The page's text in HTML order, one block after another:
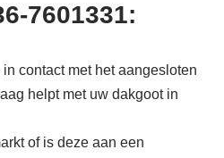
7601331:
contact met het aangesloten
helpt met uw dakgoot in
of is deze aan een